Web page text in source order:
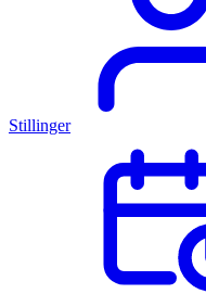
Stillinger